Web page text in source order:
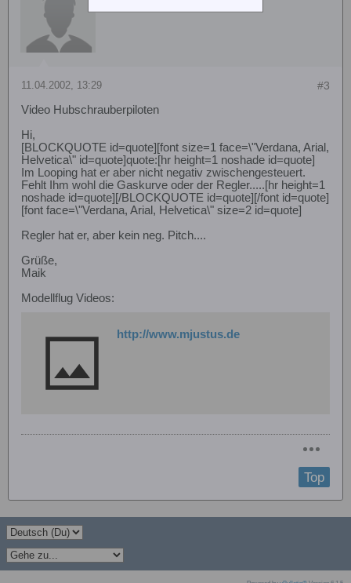
#3
11.04.2002, 13:29
Video Hubschrauberpiloten
Hi,
[BLOCKQUOTE id=quote][font size=1 face=\"Verdana, Arial,
Helvetica\" id=quote]quote:[hr height=1 noshade id=quote]
Im Looping hat er aber nicht negativ zwischengesteuert.
Fehlt Ihm wohl die Gaskurve oder der Regler.....[hr height=1
noshade id=quote][/BLOCKQUOTE id=quote][/font id=quote]
[font face=\"Verdana, Arial, Helvetica\" size=2 id=quote]
Regler hat er, aber kein neg. Pitch....
Grüße,
Maik
Modellflug Videos:
http://www.mjustus.de
Top